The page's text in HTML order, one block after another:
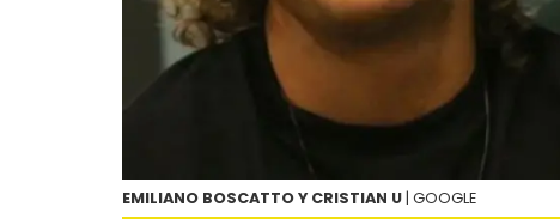
EMILIANO BOSCATTO Y CRISTIAN U | GOOGLE